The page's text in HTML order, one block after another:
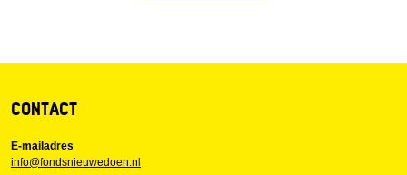
CONTACT
E-mailadres
info@fondsnieuwedoen.nl